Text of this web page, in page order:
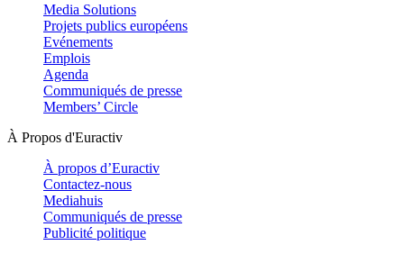
Media Solutions
Projets publics européens
Evénements
Emplois
Agenda
Communiqués de presse
Members’ Circle
À Propos d'Euractiv
À propos d’Euractiv
Contactez-nous
Mediahuis
Communiqués de presse
Publicité politique